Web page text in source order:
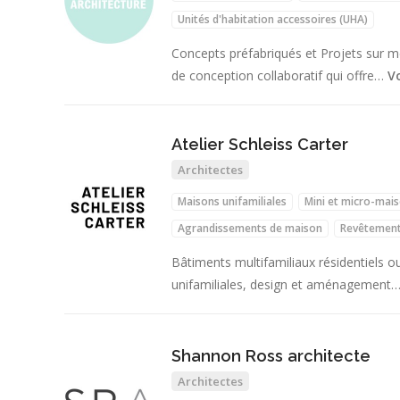
Unités d'habitation accessoires (UHA)
Concepts préfabriqués et Projets sur
de conception collaboratif qui offre…
Atelier Schleiss Carter
Architectes
Maisons unifamiliales
Mini et micro-
Agrandissements de maison
Bâtiments multifamiliaux résidentiels
unifamiliales, design et
Shannon Ross architecte
Architectes